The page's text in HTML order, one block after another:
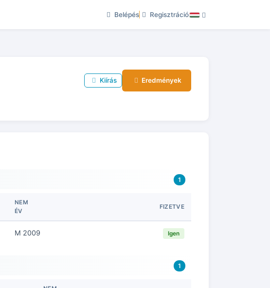
Belépés Regisztráció
Kiírás Eredmények
1
NEM
ÉV
FIZETVE
M 2009 Igen
1